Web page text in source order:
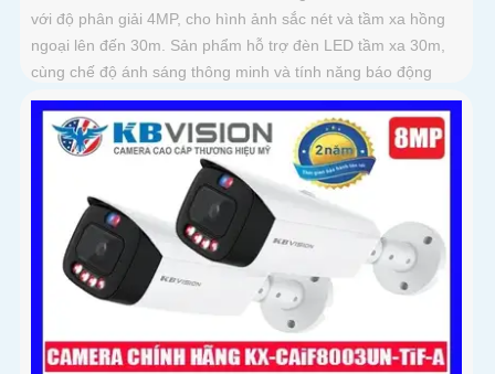
với độ phân giải 4MP, cho hình ảnh sắc nét và tầm xa hồng
ngoại lên đến 30m. Sản phẩm hỗ trợ đèn LED tầm xa 30m,
cùng chế độ ánh sáng thông minh và tính năng báo động
chủ động bằng đèn LED xanh đỏ và còi hú 110dB